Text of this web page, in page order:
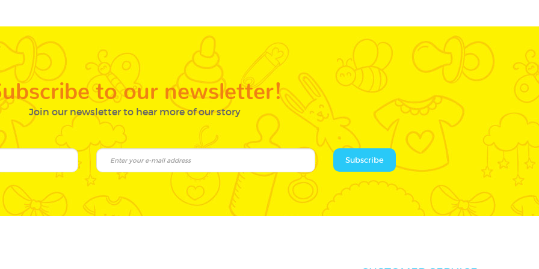
to our newsletter!
Join our newsletter to hear more of our story
Subscribe